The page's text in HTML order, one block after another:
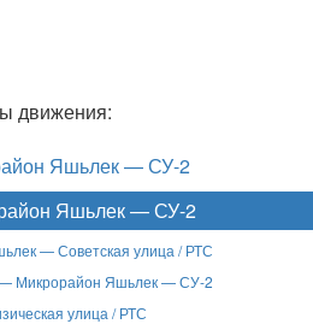
движения:
Яшьлек — СУ-2
Яшьлек — СУ-2
— Советская улица / РТС
— Микрорайон Яшьлек — СУ-2
улица / РТС